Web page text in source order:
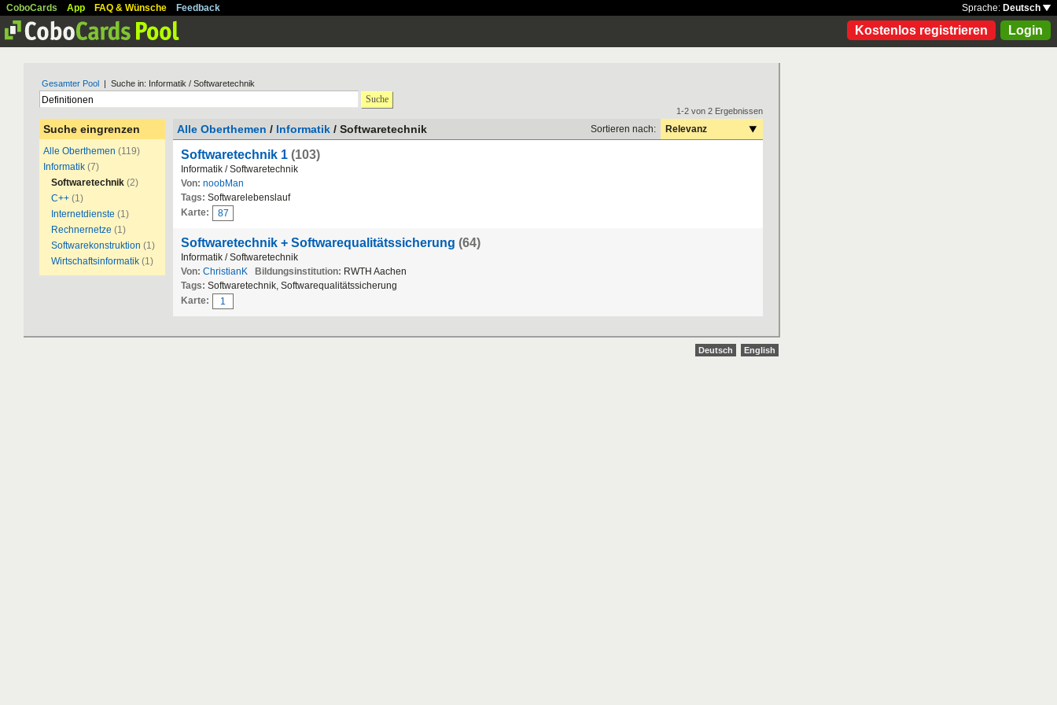
CoboCards App FAQ & Wünsche Feedback Sprache: Deutsch
Kostenlos registrieren Login
Gesamter Pool | Suche in: Informatik / Softwaretechnik
Suche
Suche eingrenzen
Alle Oberthemen (119)
Informatik (7)
Softwaretechnik (2)
C++ (1)
Internetdienste (1)
Rechnernetze (1)
Softwarekonstruktion (1)
Wirtschaftsinformatik (1)
1-2 von 2 Ergebnissen
Alle Oberthemen / Informatik / Softwaretechnik Sortieren nach: Relevanz
Softwaretechnik 1 (103)
Informatik / Softwaretechnik
Von: noobMan
Tags: Softwarelebenslauf
Karte:
87
Softwaretechnik + Softwarequalitätssicherung (64)
Informatik / Softwaretechnik
Von: ChristianK Bildungsinstitution: RWTH Aachen
Tags: Softwaretechnik, Softwarequalitätssicherung
Karte:
1
Deutsch English